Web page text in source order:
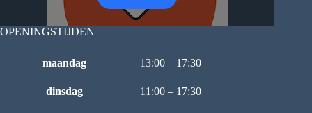
OPENINGSTIJDEN
maandag 13:00 – 17:30
dinsdag 11:00 – 17:30